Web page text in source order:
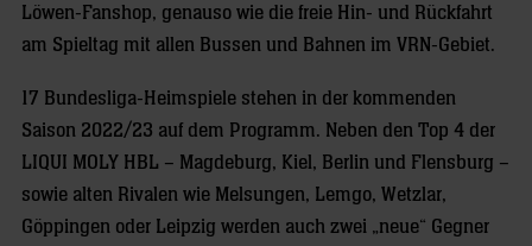
Löwen-Fanshop, genauso wie die freie Hin- und Rückfahrt
am Spieltag mit allen Bussen und Bahnen im VRN-Gebiet.
17 Bundesliga-Heimspiele stehen in der kommenden
Saison 2022/23 auf dem Programm. Neben den Top 4 der
LIQUI MOLY HBL – Magdeburg, Kiel, Berlin und Flensburg –
sowie alten Rivalen wie Melsungen, Lemgo, Wetzlar,
Göppingen oder Leipzig werden auch zwei „neue“ Gegner